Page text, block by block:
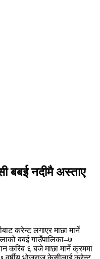
बबई नदीमै अस्ताए
करेन्ट लगाएर माछा मार्ने
बबई गाउँपालिका–७
करिब ६ बजे माछा मार्ने क्रममा